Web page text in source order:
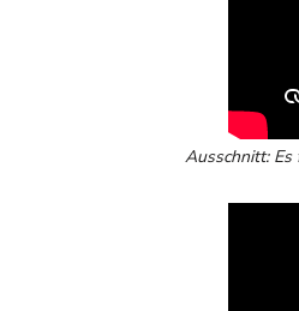
Ausschnitt: Es